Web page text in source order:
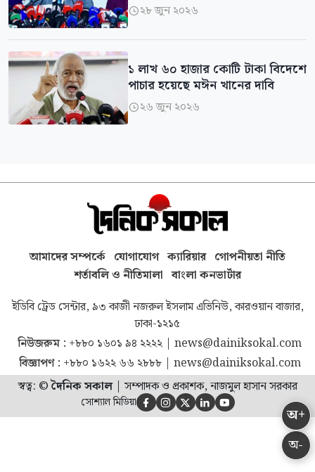
২৮ জুন ২০২৬
১ লাখ ৬০ হাজার কোটি টাকা বিদেশে
পাচার হয়েছে মঈন খানের দাবি
২৬ জুন ২০২৬
অ-
অ+
আমাদের সম্পর্কে যোগাযোগ ক্যারিয়ার গোপনীয়তা নীতি
শর্তাবলি ও নীতিমালা বাংলা কনভার্টার
ইডিবি ট্রেড সেন্টার, ৯৩ কাজী নজরুল ইসলাম এভিনিউ, কারওয়ান বাজার,
ঢাকা-১২১৫
নিউজরুম : +৮৮০ ১৬০১ ৯৪ ২২২২| news@dainiksokal.com
বিজ্ঞাপণ : +৮৮০ ১৬২২ ৬৬ ২৮৮৮| news@dainiksokal.com
স্বত্ব: ©দৈনিক সকাল| সম্পাদক ও প্রকাশক, নাজমুল হাসান সরকার
সোশ্যাল মিডিয়া     